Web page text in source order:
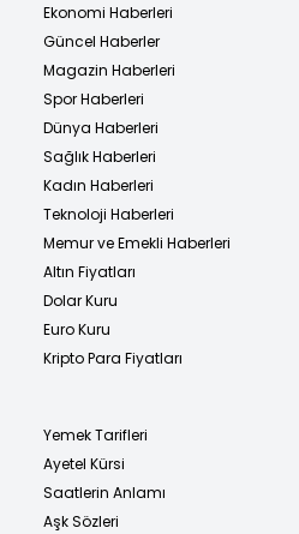
Ekonomi Haberleri
Güncel Haberler
Magazin Haberleri
Spor Haberleri
Dünya Haberleri
Sağlık Haberleri
Kadın Haberleri
Teknoloji Haberleri
Memur ve Emekli Haberleri
Altın Fiyatları
Dolar Kuru
Euro Kuru
Kripto Para Fiyatları
Yemek Tarifleri
Ayetel Kürsi
Saatlerin Anlamı
Aşk Sözleri